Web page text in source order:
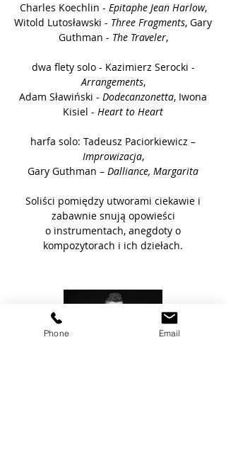
Charles Koechlin - Epitaphe Jean Harlow,
Witold Lutosławski - Three Fragments, Gary
Guthman - The Traveler,
dwa flety solo - Kazimierz Serocki -
Arrangements,
Adam Sławiński - Dodecanzonetta, Iwona
Kisiel - Heart to Heart
harfa solo: Tadeusz Paciorkiewicz –
Improwizacja,
Gary Guthman – Dalliance, Margarita
Soliści pomiędzy utworami ciekawie i
zabawnie snują opowieści
o instrumentach, anegdoty o
kompozytorach i ich dziełach.
Phone Email